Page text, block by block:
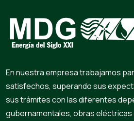
En nuestra empresa trabajamos
satisfechos, superando sus
sus trámites con las diferentes
gubernamentales, obras eléctricas